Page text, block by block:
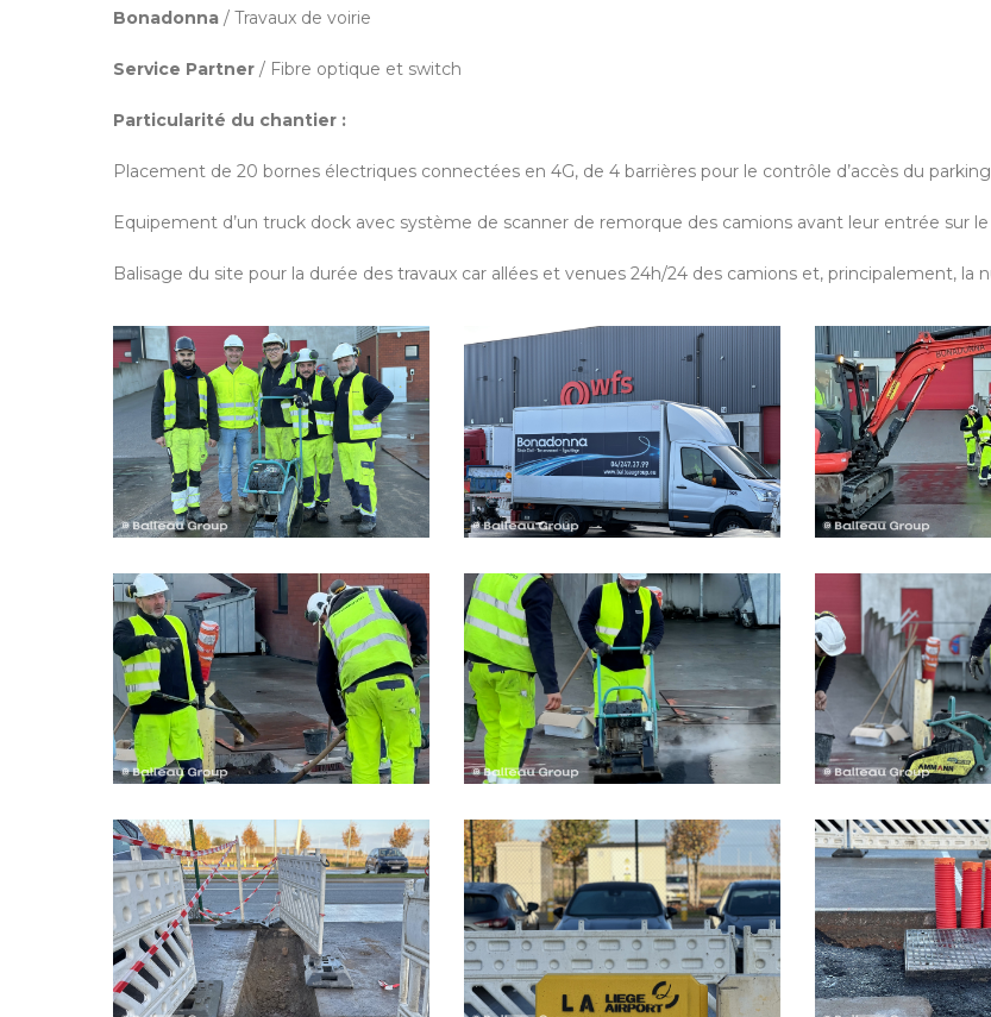
Bonadonna/ Travaux de voirie
Service Partner/ Fibre optique et switch
Particularité du chantier :
Placement de 20 bornes électriques connectées en 4G, de 4 barrières pour le contrôle d’accès du
Equipement d’un truck dock avec système de scanner de remorque des camions avant leur entrée sur le
Balisage du site pour la durée des travaux car allées et venues 24h/24 des camions et, principalement, la